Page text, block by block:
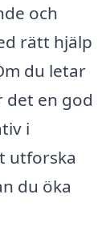
och
rätt hjälp
du letar
det en god
i
utforska
du öka